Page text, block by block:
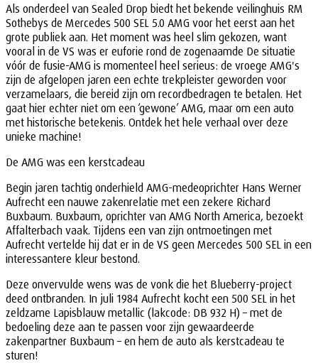
Als onderdeel van Sealed Drop biedt het bekende veilinghuis RM
Sothebys de Mercedes 500 SEL 5.0 AMG voor het eerst aan het
grote publiek aan. Het moment was heel slim gekozen, want
vooral in de VS was er euforie rond de zogenaamde De situatie
vóór de fusie-AMG is momenteel heel serieus: de vroege AMG's
zijn de afgelopen jaren een echte trekpleister geworden voor
verzamelaars, die bereid zijn om recordbedragen te betalen. Het
gaat hier echter niet om een ‘gewone’ AMG, maar om een auto
met historische betekenis. Ontdek het hele verhaal over deze
unieke machine!
De AMG was een kerstcadeau
Begin jaren tachtig onderhield AMG-medeoprichter Hans Werner
Aufrecht een nauwe zakenrelatie met een zekere Richard
Buxbaum. Buxbaum, oprichter van AMG North America, bezoekt
Affalterbach vaak. Tijdens een van zijn ontmoetingen met
Aufrecht vertelde hij dat er in de VS geen Mercedes 500 SEL in een
interessantere kleur bestond.
Deze onvervulde wens was de vonk die het Blueberry-project
deed ontbranden. In juli 1984 Aufrecht kocht een 500 SEL in het
zeldzame Lapisblauw metallic (lakcode: DB 932 H) – met de
bedoeling deze aan te passen voor zijn gewaardeerde
zakenpartner Buxbaum – en hem de auto als kerstcadeau te
sturen!